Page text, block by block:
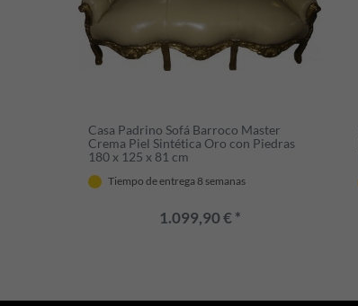
Casa Padrino Sofá Barroco Master
Crema Piel Sintética Oro con Piedras
180 x 125 x 81 cm
Tiempo de entrega 8 semanas
1.099,90 € *